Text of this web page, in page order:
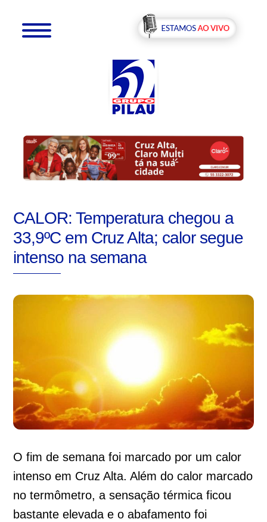
CALOR: Temperatura chegou a
33,9ºC em Cruz Alta; calor segue
intenso na semana
O fim de semana foi marcado por um calor
intenso em Cruz Alta. Além do calor marcado
no termômetro, a sensação térmica ficou
bastante elevada e o abafamento foi